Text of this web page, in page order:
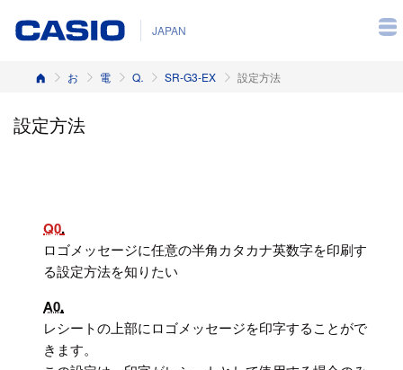
JAPAN
ホーム お客様サポート 電子レジスター Q&A（よくある質問と答え） SR-G3-EX 設定方法
設定方法
Q0
ロゴメッセージに任意の半角カタカナ英数字を印刷す
る設定方法を知りたい
A0
レシートの上部にロゴメッセージを印字することがで
きます。